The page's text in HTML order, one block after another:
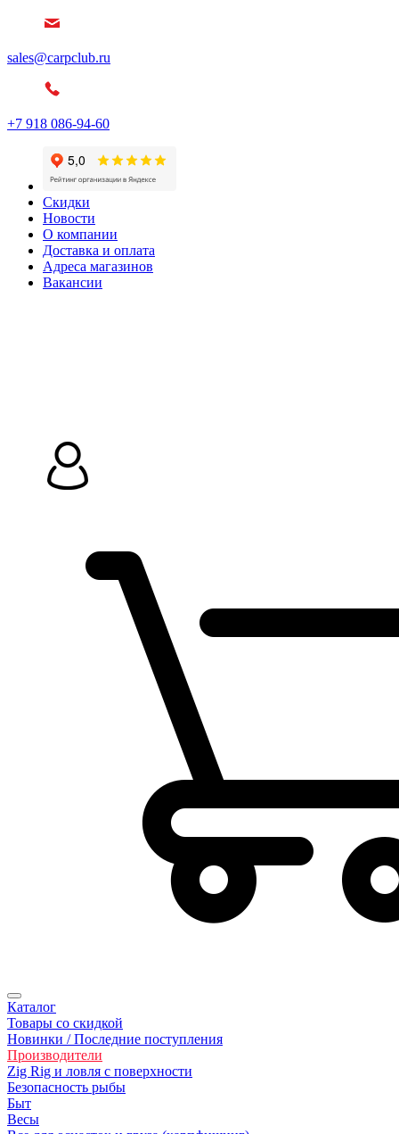
sales@carpclub.ru
+7 918 086-94-60
Скидки
Новости
О компании
Доставка и оплата
Адреса магазинов
Вакансии
Каталог
Товары со скидкой
Новинки / Последние поступления
Производители
Zig Rig и ловля с поверхности
Безoпасность рыбы
Быт
Весы